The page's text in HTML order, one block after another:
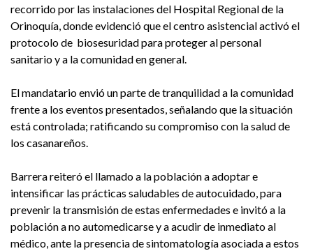
recorrido por las instalaciones del Hospital Regional de la
Orinoquía, donde evidenció que el centro asistencial activó el
protocolo de biosesuridad para proteger al personal
sanitario y a la comunidad en general.
El mandatario envió un parte de tranquilidad a la comunidad
frente a los eventos presentados, señalando que la situación
está controlada; ratificando su compromiso con la salud de
los casanareños.
Barrera reiteró el llamado a la población a adoptar e
intensificar las prácticas saludables de autocuidado, para
prevenir la transmisión de estas enfermedades e invitó a la
población a no automedicarse y a acudir de inmediato al
médico, ante la presencia de sintomatología asociada a estos